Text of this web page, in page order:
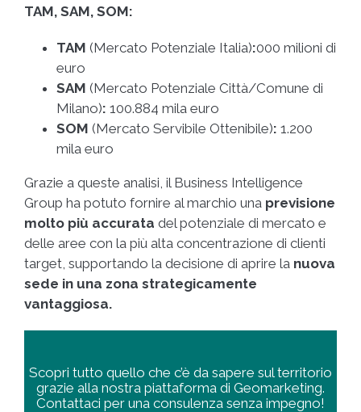
TAM, SAM, SOM:
TAM (Mercato Potenziale Italia):000 milioni di
euro
SAM (Mercato Potenziale Città/Comune di
Milano): 100.884 mila euro
SOM (Mercato Servibile Ottenibile): 1.200
mila euro
Grazie a queste analisi, il Business Intelligence
Group ha potuto fornire al marchio una previsione
molto più accurata del potenziale di mercato e
delle aree con la più alta concentrazione di clienti
target, supportando la decisione di aprire la nuova
sede in una zona strategicamente
vantaggiosa.
Scopri tutto quello che c’è da sapere sul territorio
grazie alla nostra piattaforma di Geomarketing.
Contattaci per una consulenza senza impegno!